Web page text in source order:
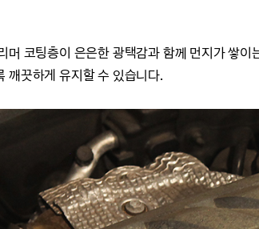
머 코팅층이 은은한 광택감과 함께 먼지가 쌓이
깨끗하게 유지할 수 있습니다.